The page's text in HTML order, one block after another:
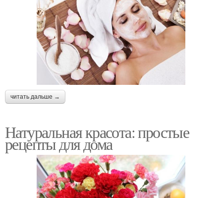
читать дальше →
Натуральная красота: простые
рецепты для дома